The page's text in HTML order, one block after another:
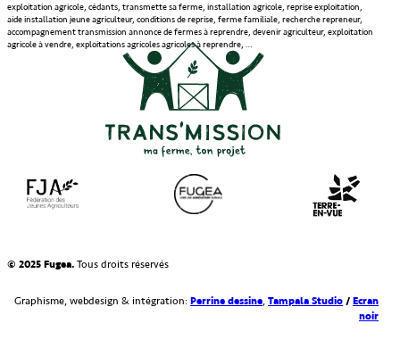
exploitation agricole, cédants, transmette sa ferme, installation agricole, reprise exploitation,
aide installation jeune agriculteur, conditions de reprise, ferme familiale, recherche repreneur,
accompagnement transmission annonce de fermes à reprendre, devenir agriculteur, exploitation
agricole à vendre, exploitations agricoles agricoles à reprendre, …
© 2025 Fugea.Tous droits réservés
Graphisme, webdesign & intégration: Perrine dessine,Tampala Studio/Ecran
noir